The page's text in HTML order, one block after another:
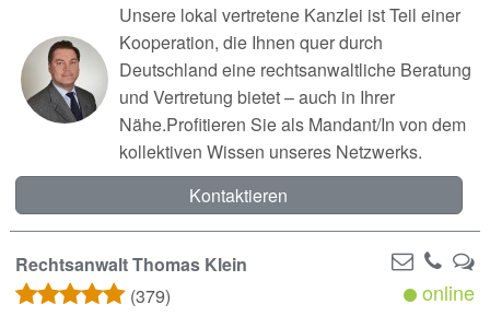
Unsere lokal vertretene Kanzlei ist Teil einer
Kooperation, die Ihnen quer durch
Deutschland eine rechtsanwaltliche Beratung
und Vertretung bietet – auch in Ihrer
Nähe.Profitieren Sie als Mandant/In von dem
kollektiven Wissen unseres Netzwerks.
Kontaktieren
Rechtsanwalt Thomas Klein
(379)
online